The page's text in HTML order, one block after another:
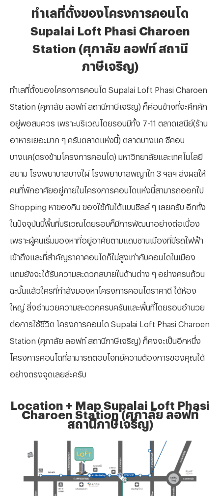
ทำเลที่ตั้งของโครงการคอนโด
Supalai Loft Phasi Charoen
Station (ศุภาลัย ลอฟท์ สถานี
ภาษีเจริญ)
ทำเลที่ตั้งของโครงการคอนโด Supalai Loft Phasi Charoen
Station (ศุภาลัย ลอฟท์ สถานีภาษีเจริญ) ก็ค่อนข้างที่จะคึกคัก
อยู่พอสมควร เพราะบริเวณโดยรอบมีทั้ง 7-11 ตลาดเสนีย์(ร้าน
อาหารเยอะมาก ๆ ครับตลาดแห่งนี้) ตลาดบางแค ซีคอน
บางแค(ตรงข้ามโครงการคอนโด) มหาวิทยาลัยและเทคโนโลยี
สยาม โรงพยาบาลบางไผ่ โรงพยาบาลพญาไท 3 ฯลฯ ส่งผลให้
คนที่พักอาศัยอยู่ภายในโครงการคอนโดแห่งนี้สามารถออกไป
Shopping หาของกิน ของใช้กันได้แบบชิลล์ ๆ เลยครับ อีกทั้ง
ในปัจจุบันนี้พื้นที่บริเวณโดยรอบก็มีการพัฒนาอย่างต่อเนื่อง
เพราะผู้คนเริ่มมองหาที่อยู่อาศัยตามแถบชานเมืองที่มีรถไฟฟ้า
เข้าถึงและที่สำคัญราคาคอนโดก็ไม่สูงเท่ากับคอนโดในเมือง
แถมยังจะได้รับความสะดวกสบายในด้านต่าง ๆ อย่างครบถ้วน
ฉะนั้นแล้วใครที่กำลังมองหาโครงการคอนโดราคาดี ได้ห้อง
ใหญ่ สิ่งอำนวยความสะดวกครบครันและพื้นที่โดยรอบอำนวย
ต่อการใช้ชีวิต โครงการคอนโด Supalai Loft Phasi Charoen
Station (ศุภาลัย ลอฟท์ สถานีภาษีเจริญ) ก็คงจะเป็นอีกหนึ่ง
โครงการคอนโดที่สามารถตอบโจทย์ความต้องการของคุณได้
อย่างตรงจุดเลยล่ะครับ
Location + Map Supalai Loft Phasi
Charoen Station (ศุภาลัย ลอฟท์
สถานีภาษีเจริญ)